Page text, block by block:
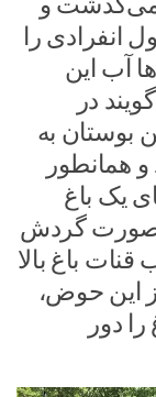
را
آب این
در
بوستان به
همانطور
یک باغ
به صورت گردش
باغ بالا
این حوض،
دور